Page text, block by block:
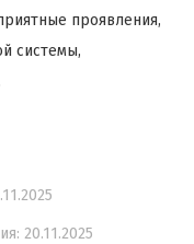
проявления,
системы,
20.11.2025